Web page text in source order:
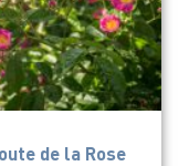
de la Rose